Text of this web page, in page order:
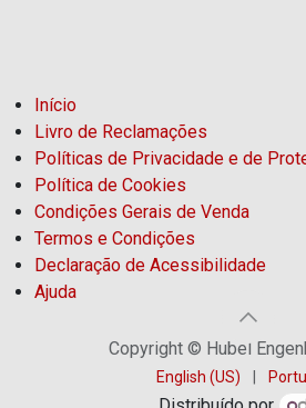
Início
Livro de Reclamações
Políticas de Privacidade e de
Política de Cookies
Condições Gerais de Venda
Termos e Condições
Declaração de Acessibilidade
Ajuda
Copyright © Hubel
English (US)